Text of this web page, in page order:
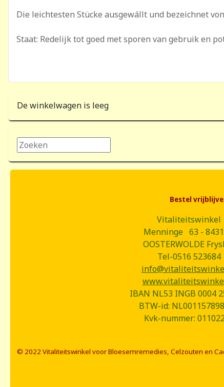
Die leichtesten Stücke ausgewállt und bezeichnet
Staat: Redelijk tot goed met sporen van gebruik en
De winkelwagen is leeg
Zoeken...
Bestel
Vitaliteitswinkel
Menninge 63 -
OOSTERWOLDE
Tel-0516 523684
IBAN NL53 INGB 0004
BTW-id:
Kvk-nummer:
© 2022 Vitaliteitswinkel voor Bloesemremedies, Celzouten en